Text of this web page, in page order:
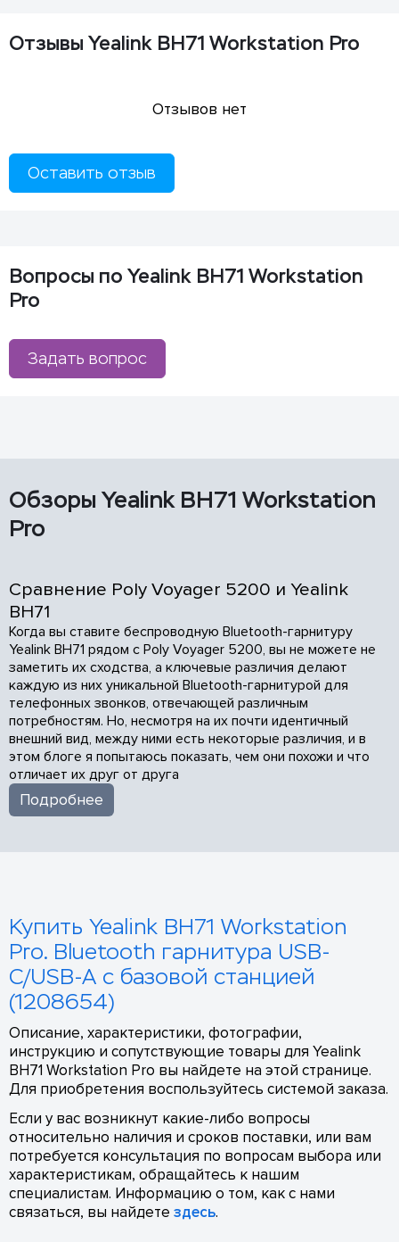
Отзывы Yealink BH71 Workstation Pro
Отзывов нет
Оставить отзыв
Вопросы по Yealink BH71 Workstation
Pro
Задать вопрос
Обзоры Yealink BH71 Workstation
Pro
Сравнение Poly Voyager 5200 и Yealink
BH71
Когда вы ставите беспроводную Bluetooth-гарнитуру
Yealink BH71 рядом с Poly Voyager 5200, вы не можете не
заметить их сходства, а ключевые различия делают
каждую из них уникальной Bluetooth-гарнитурой для
телефонных звонков, отвечающей различным
потребностям. Но, несмотря на их почти идентичный
внешний вид, между ними есть некоторые различия, и в
этом блоге я попытаюсь показать, чем они похожи и что
отличает их друг от друга
Подробнее
Купить Yealink BH71 Workstation
Pro. Bluetooth гарнитура USB-
C/USB-A с базовой станцией
(1208654)
Описание, характеристики, фотографии,
инструкцию и сопутствующие товары для Yealink
BH71 Workstation Pro вы найдете на этой странице.
Для приобретения воспользуйтесь системой заказа.
Если у вас возникнут какие-либо вопросы
относительно наличия и сроков поставки, или вам
потребуется консультация по вопросам выбора или
характеристикам, обращайтесь к нашим
специалистам. Информацию о том, как с нами
связаться, вы найдете здесь.